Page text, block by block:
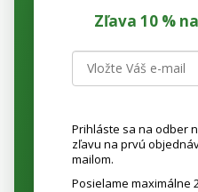
Zľava 10 %
Prihláste sa na odber
zľavu na prvú
mailom.
Posielame maximálne